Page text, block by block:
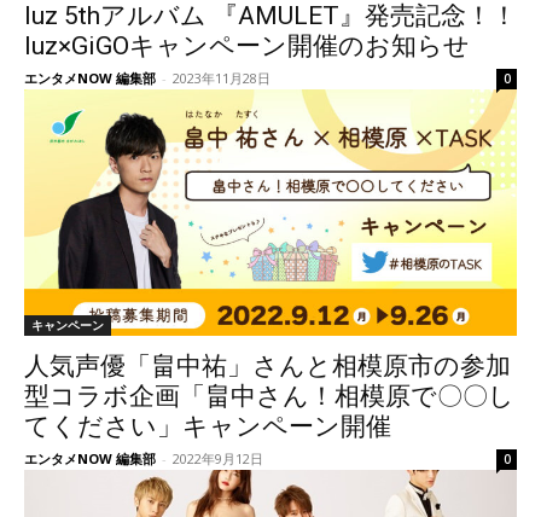
luz 5thアルバム 『AMULET』発売記念！！
luz×GiGOキャンペーン開催のお知らせ
エンタメNOW 編集部 - 2023年11月28日 0
キャンペーン
人気声優「畠中祐」さんと相模原市の参加
型コラボ企画「畠中さん！相模原で〇〇し
てください」キャンペーン開催
エンタメNOW 編集部 - 2022年9月12日 0